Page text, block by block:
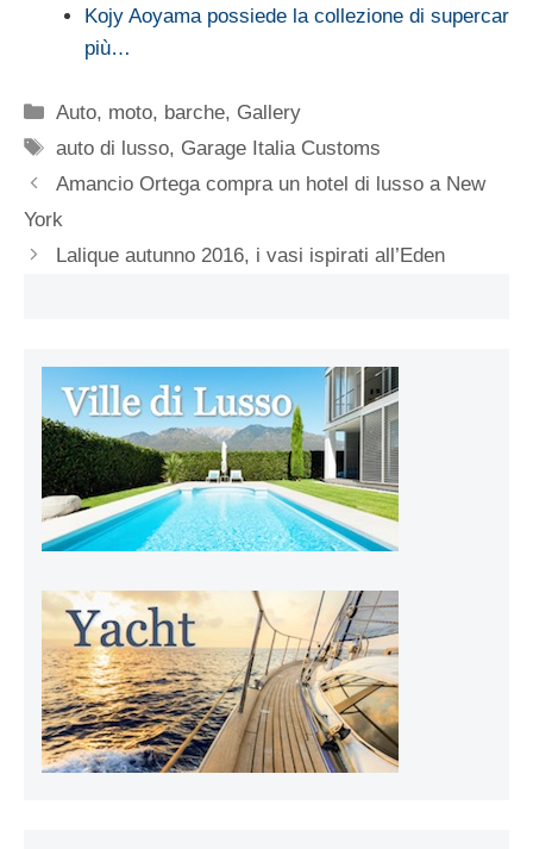
Kojy Aoyama possiede la collezione di supercar
più…
Categorie
Auto, moto, barche, Gallery
Tag
auto di lusso, Garage Italia Customs
Amancio Ortega compra un hotel di lusso a New
York
Lalique autunno 2016, i vasi ispirati all’Eden